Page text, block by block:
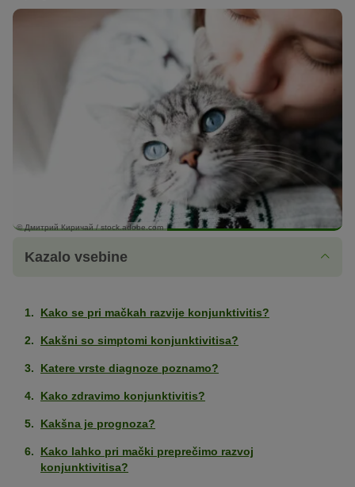
© Дмитрий Киричай / stock.adobe.com
Kazalo vsebine
Kako se pri mačkah razvije konjunktivitis?
Kakšni so simptomi konjunktivitisa?
Katere vrste diagnoze poznamo?
Kako zdravimo konjunktivitis?
Kakšna je prognoza?
Kako lahko pri mački preprečimo razvoj
konjunktivitisa?